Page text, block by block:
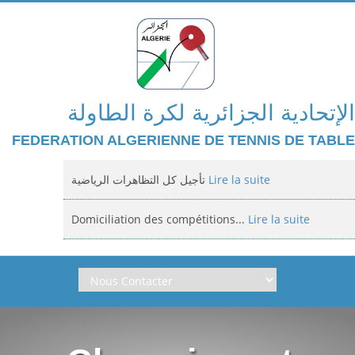
الإتحادية الجزائرية لكرة الطاولة
FEDERATION ALGERIENNE DE TENNIS DE TABLE
تأجيل كل التظاهرات الرياضية Lire la suite
Domiciliation des compétitions... Lire la suite
إعلان: عن تأجيل الالزامي لمنافسة الوطنيةLire la suite